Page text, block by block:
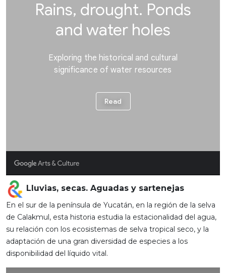
Lluvias, secas. Aguadas y sartenejas
En el sur de la península de Yucatán, en la región de la selva
de Calakmul, esta historia estudia la estacionalidad del agua,
su relación con los ecosistemas de selva tropical seco, y la
adaptación de una gran diversidad de especies a los
disponibilidad del líquido vital.